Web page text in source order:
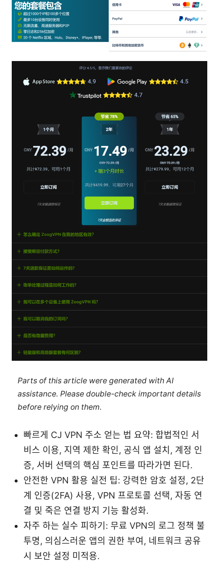
Parts of this article were generated with AI
assistance. Please double-check important details
before relying on them.
빠르게 CJ VPN 주소 얻는 법 요약: 합법적인 서
비스 이용, 지역 제한 확인, 공식 앱 설치, 계정 인
증, 서버 선택의 핵심 포인트를 따라가면 된다.
안전한 VPN 활용 실전 팁: 강력한 암호 설정, 2단
계 인증(2FA) 사용, VPN 프로토콜 선택, 자동 연
결 및 죽은 연결 방지 기능 활성화.
자주 하는 실수 피하기: 무료 VPN의 로그 정책 불
투명, 의심스러운 앱의 권한 부여, 네트워크 공유
시 보안 설정 미적용.